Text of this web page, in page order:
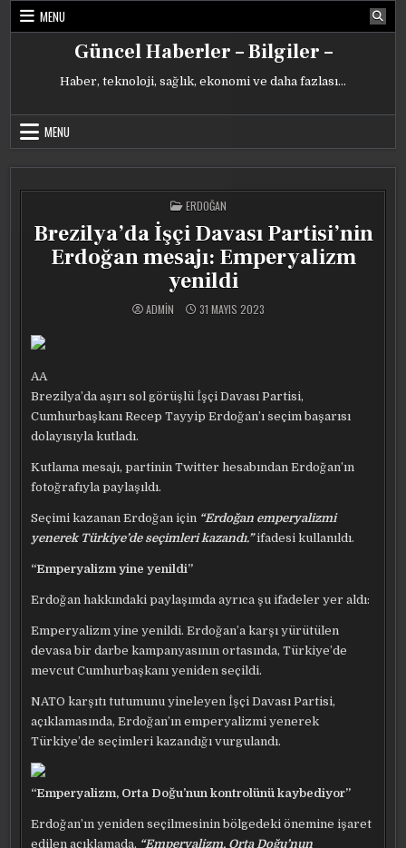
Skip
MENU
Güncel Haberler – Bilgiler –
Haber, teknoloji, sağlık, ekonomi ve daha fazlası…
MENU
POSTED
IN
ERDOĞAN
Brezilya’da İşçi Davası Partisi’nin
Erdoğan mesajı: Emperyalizm
yenildi
ADMIN 31 MAYIS 2023
AA
Brezilya’da aşırı sol görüşlü İşçi Davası Partisi,
Cumhurbaşkanı Recep Tayyip Erdoğan’ı seçim başarısı
dolayısıyla kutladı.
Kutlama mesajı, partinin Twitter hesabından Erdoğan’ın
fotoğrafıyla paylaşıldı.
Seçimi kazanan Erdoğan için “Erdoğan emperyalizmi
yenerek Türkiye’de seçimleri kazandı.”ifadesi kullanıldı.
“Emperyalizm yine yenildi”
Erdoğan hakkındaki paylaşımda ayrıca şu ifadeler yer aldı:
Emperyalizm yine yenildi. Erdoğan’a karşı yürütülen
devasa bir darbe kampanyasının ortasında, Türkiye’de
mevcut Cumhurbaşkanı yeniden seçildi.
NATO karşıtı tutumunu yineleyen İşçi Davası Partisi,
açıklamasında, Erdoğan’ın emperyalizmi yenerek
Türkiye’de seçimleri kazandığı vurgulandı.
“Emperyalizm, Orta Doğu’nun kontrolünü kaybediyor”
Erdoğan’ın yeniden seçilmesinin bölgedeki önemine işaret
edilen açıklamada, “Emperyalizm, Orta Doğu’nun